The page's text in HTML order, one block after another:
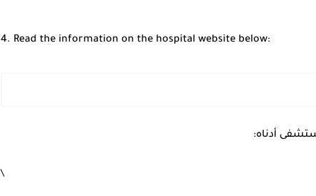
4. Read the information on the hospital website below:
أدناه:
\